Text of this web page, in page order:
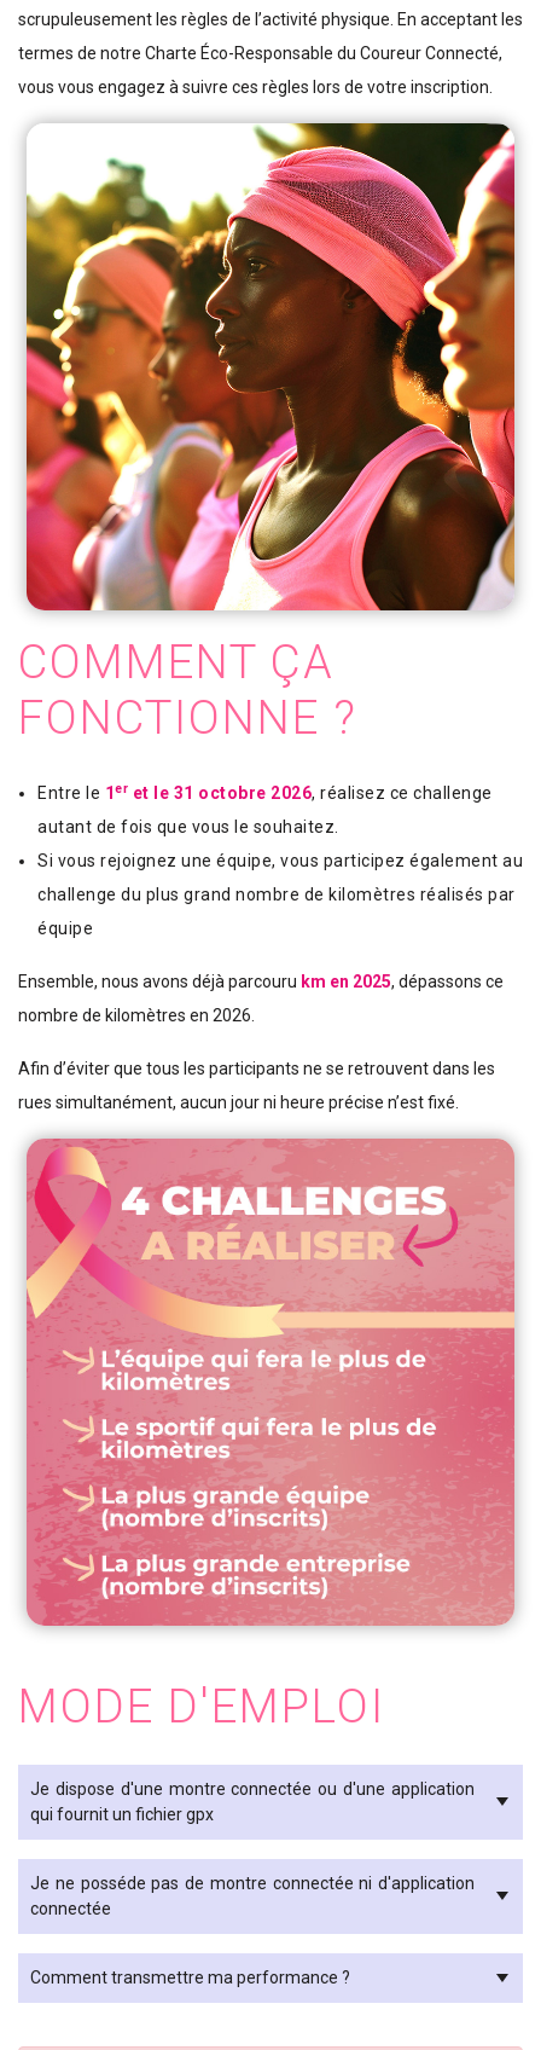
scrupuleusement les règles de l’activité physique. En acceptant les
termes de notre Charte Éco-Responsable du Coureur Connecté,
vous vous engagez à suivre ces règles lors de votre inscription.
COMMENT ÇA
FONCTIONNE ?
Entre le 1er et le 31 octobre 2026, réalisez ce challenge
autant de fois que vous le souhaitez.
Si vous rejoignez une équipe, vous participez également au
challenge du plus grand nombre de kilomètres réalisés par
équipe
Ensemble, nous avons déjà parcouru km en 2025, dépassons ce
nombre de kilomètres en 2026.
Afin d’éviter que tous les participants ne se retrouvent dans les
rues simultanément, aucun jour ni heure précise n’est fixé.
MODE D'EMPLOI
Je dispose d'une montre connectée ou d'une application
qui fournit un fichier gpx
Je ne posséde pas de montre connectée ni d'application
connectée
Comment transmettre ma performance ?